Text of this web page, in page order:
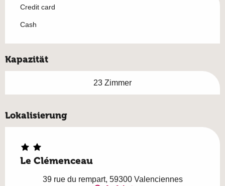
Credit card
Cash
Kapazität
23 Zimmer
Lokalisierung
Le Clémenceau
39 rue du rempart, 59300 Valenciennes